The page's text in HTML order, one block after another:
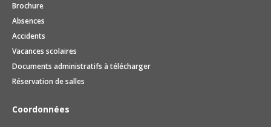
Brochure
Absences
Accidents
Vacances scolaires
Documents administratifs à télécharger
Réservation de salles
Coordonnées